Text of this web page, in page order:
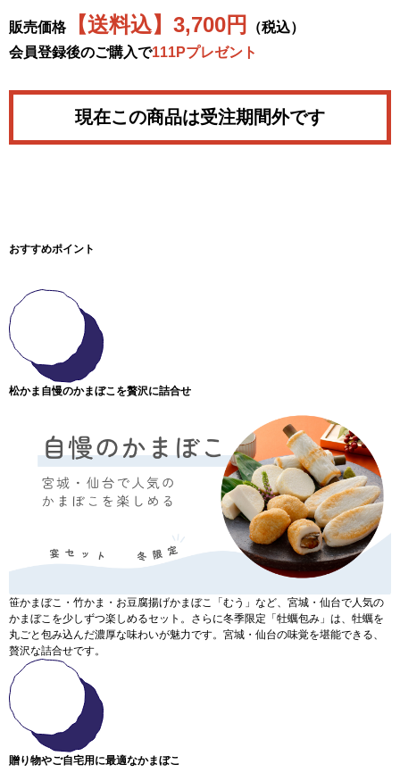
販売価格【送料込】3,700円
（税込）
会員登録後のご購入で111Pプレゼント
現在この商品は受注期間外です
おすすめポイント
松かま自慢のかまぼこを贅沢に詰合せ
笹かまぼこ・竹かま・お豆腐揚げかまぼこ「むう」など、宮城・仙台で人気の
かまぼこを少しずつ楽しめるセット。さらに冬季限定「牡蠣包み」は、牡蠣を
丸ごと包み込んだ濃厚な味わいが魅力です。宮城・仙台の味覚を堪能できる、
贅沢な詰合せです。
贈り物やご自宅用に最適なかまぼこ